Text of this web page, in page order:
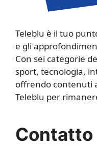
Teleblu è il tuo
e gli
Con sei categorie
sport, tecnologia,
offrendo contenuti
Teleblu per
Contatto